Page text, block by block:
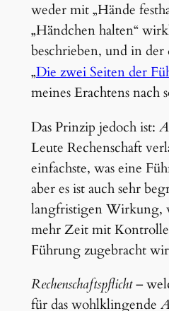
weder mit „Hände
„Händchen halten“
beschrieben, und in der
„Die zwei Seiten der
meines Erachtens nach
Das Prinzip jedoch ist:
Leute Rechenschaft
einfachste, was eine
aber es ist auch sehr
langfristigen Wirkung,
mehr Zeit mit
Führung zugebracht
Rechenschaftspflicht–
für das wohlklingende